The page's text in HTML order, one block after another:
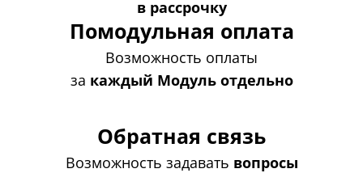
в рассрочку
Помодульная оплата
Возможность оплаты
за каждый Модуль отдельно
Обратная связь
Возможность задавать вопросы